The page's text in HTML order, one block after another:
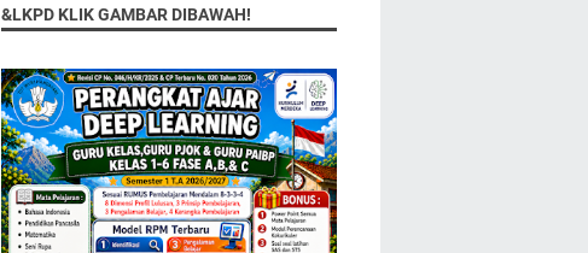
&LKPD KLIK GAMBAR DIBAWAH!